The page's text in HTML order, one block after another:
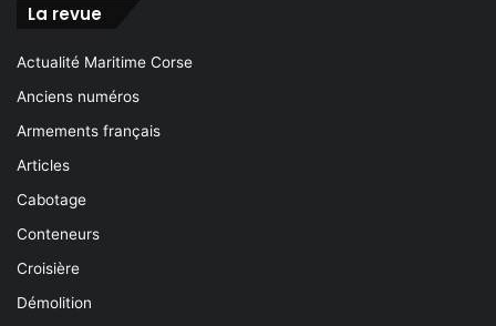
La revue
Actualité Maritime Corse
Anciens numéros
Armements français
Articles
Cabotage
Conteneurs
Croisière
Démolition